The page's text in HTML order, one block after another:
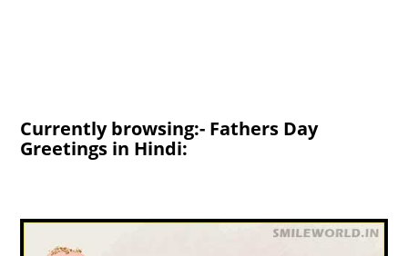
Currently browsing:- Fathers Day
Greetings in Hindi: